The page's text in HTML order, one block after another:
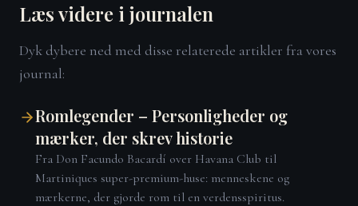
Læs videre i journalen
Dyk dybere ned med disse relaterede artikler fra vores
journal:
Romlegender – Personligheder og
mærker, der skrev historie
Fra Don Facundo Bacardí over Havana Club til
Martiniques super-premium-huse: menneskene og
mærkerne, der gjorde rom til en verdensspiritus.